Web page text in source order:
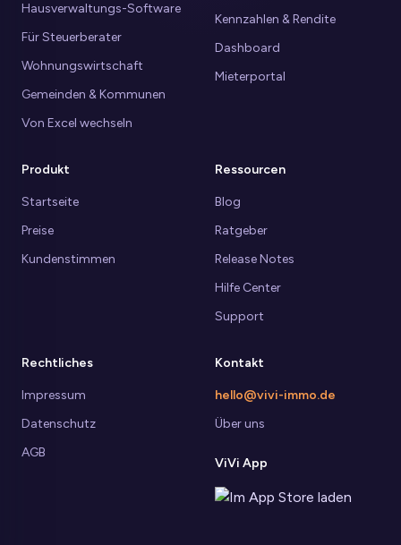
Produkt
Startseite
Preise
Kundenstimmen
Kennzahlen & Rendite
Dashboard
Mieterportal
Hausverwaltungs-Software
Für Steuerberater
Wohnungswirtschaft
Gemeinden & Kommunen
Von Excel wechseln
Ressourcen
Blog
Ratgeber
Release Notes
Hilfe Center
Support
Rechtliches
Impressum
Datenschutz
AGB
Kontakt
hello@vivi-immo.de
Über uns
ViVi App